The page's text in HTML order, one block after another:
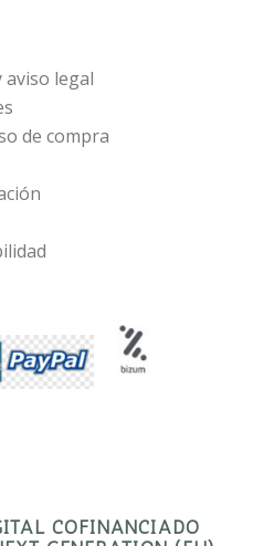
aviso legal
de compra
COFINANCIADO